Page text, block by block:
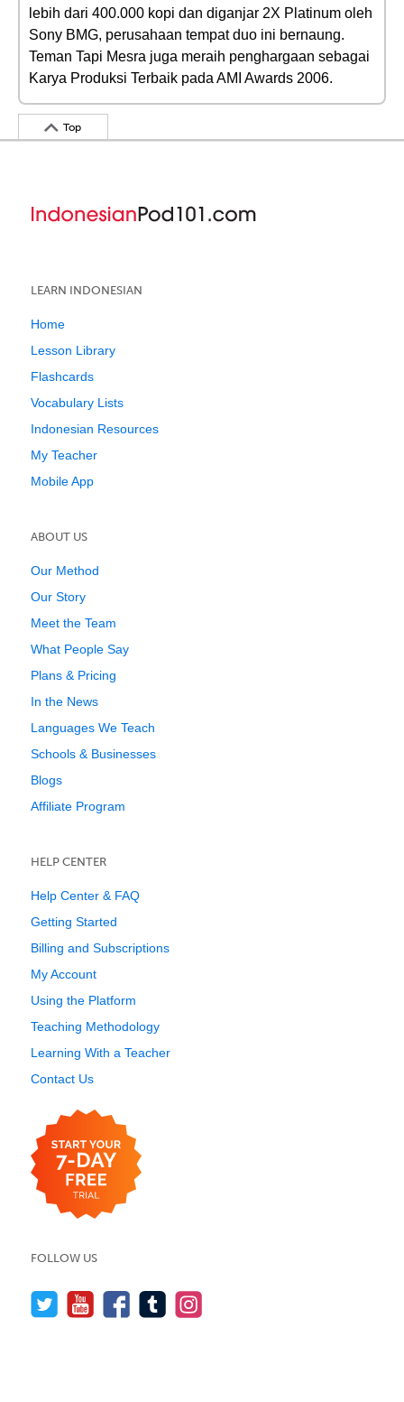
lebih dari 400.000 kopi dan diganjar 2X Platinum oleh
Sony BMG, perusahaan tempat duo ini bernaung.
Teman Tapi Mesra juga meraih penghargaan sebagai
Karya Produksi Terbaik pada AMI Awards 2006.
Top
LEARN INDONESIAN
Home
Lesson Library
Flashcards
Vocabulary Lists
Indonesian Resources
My Teacher
Mobile App
ABOUT US
Our Method
Our Story
Meet the Team
What People Say
Plans & Pricing
In the News
Languages We Teach
Schools & Businesses
Blogs
Affiliate Program
HELP CENTER
Help Center & FAQ
Getting Started
Billing and Subscriptions
My Account
Using the Platform
Teaching Methodology
Learning With a Teacher
Contact Us
FOLLOW US